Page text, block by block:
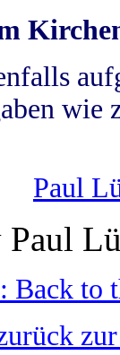
wie
Paul
Back to